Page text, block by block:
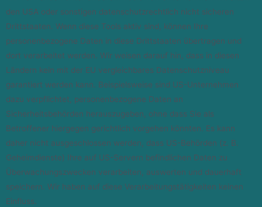
den USA oder sonstigen datenschutzrechtlich nicht sicheren
Drittstaaten. Wenn diese Tools aktiv sind, können Ihre
personenbezogene Daten in diese Drittstaaten übertragen und
dort verarbeitet werden. Wir weisen darauf hin, dass in diesen
Ländern kein mit der EU vergleichbares Datenschutzniveau
garantiert werden kann. Beispielsweise sind US-Unternehmen
dazu verpflichtet, personenbezogene Daten an
Sicherheitsbehörden herauszugeben, ohne dass Sie als
Betroffener hiergegen gerichtlich vorgehen könnten. Es kann
daher nicht ausgeschlossen werden, dass US-Behörden (z. B.
Geheimdienste) Ihre auf US-Servern befindlichen Daten zu
Überwachungszwecken verarbeiten, auswerten und dauerhaft
speichern. Wir haben auf diese Verarbeitungstätigkeiten keinen
Einfluss.